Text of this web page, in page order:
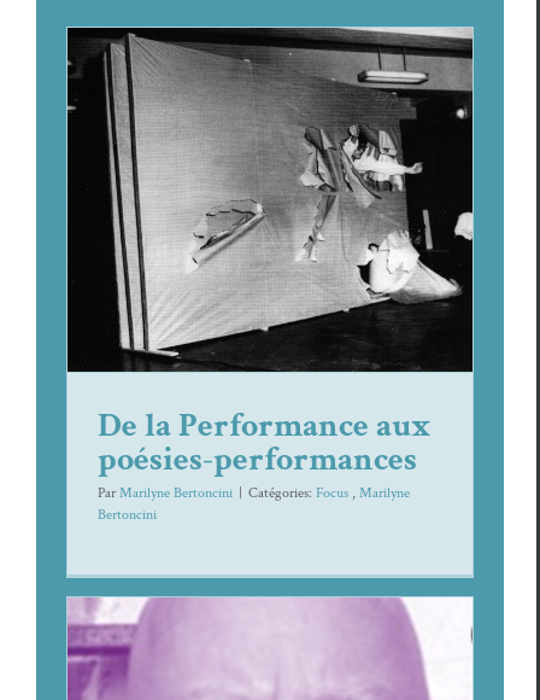
De la Performance aux poésies-
performances
Focus Mar­i­lyne Bertoncini
De la Performance aux
poésies-performances
ParMarilyne Bertoncini Caté­gories: Focus , Mar­i­lyne
Bertonci­ni